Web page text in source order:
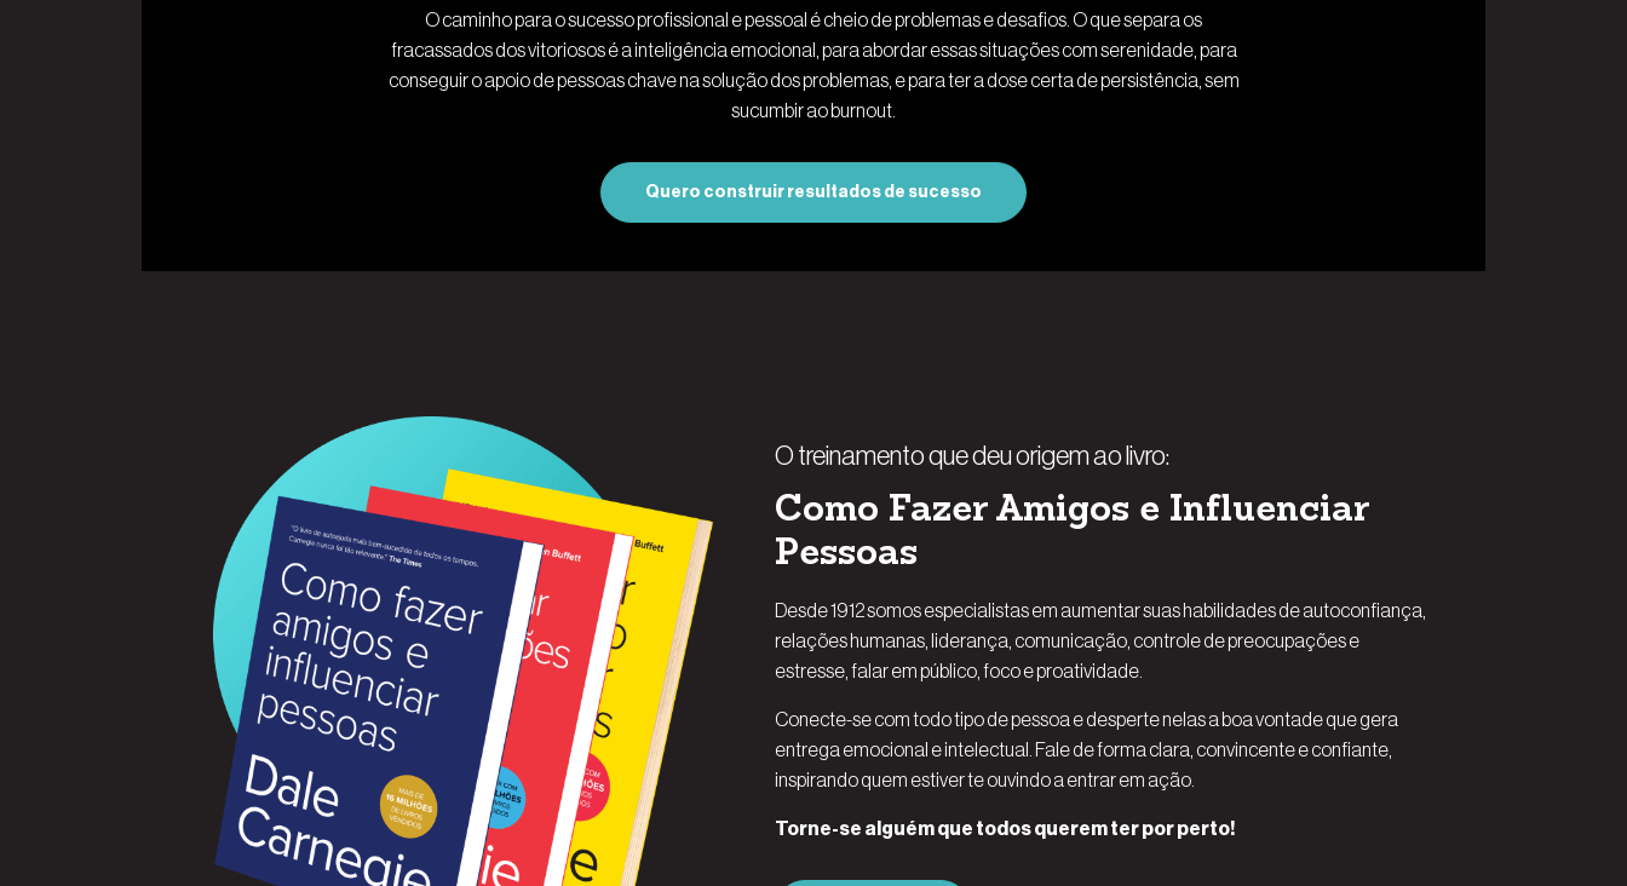
O caminho para o sucesso profissional e pessoal é cheio de problemas e desafios. O que separa os
fracassados dos vitoriosos é a inteligência emocional, para abordar essas situações com serenidade, para
conseguir o apoio de pessoas chave na solução dos problemas, e para ter a dose certa de persistência, sem
sucumbir ao burnout.
Quero construir resultados de sucesso
O treinamento que deu origem ao livro:
Como Fazer Amigos e Influenciar
Pessoas
Desde 1912 somos especialistas em aumentar suas habilidades de autoconfiança,
relações humanas, liderança, comunicação, controle de preocupações e
estresse, falar em público, foco e proatividade.
Conecte-se com todo tipo de pessoa e desperte nelas a boa vontade que gera
entrega emocional e intelectual. Fale de forma clara, convincente e confiante,
inspirando quem estiver te ouvindo a entrar em ação.
Torne-se alguém que todos querem ter por perto!